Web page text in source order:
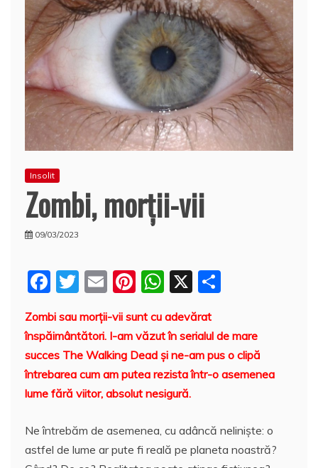
Insolit
Zombi, morţii-vii
09/03/2023
F
a
c
e
b
o
k
T
itt
er
E
m
ai
l
Pi
er
e
st
W
h
at
s
A
p
X
rt
aj
e
ă
Zombi sau morţii-vii sunt cu adevărat
înspăimântători. I-am văzut în serialul de mare
succes The Walking Dead şi ne-am pus o clipă
întrebarea cum am putea rezista într-o asemenea
lume fără viitor, absolut nesigură.
Ne întrebăm de asemenea, cu adâncă nelinişte: o
astfel de lume ar pute fi reală pe planeta noastră?